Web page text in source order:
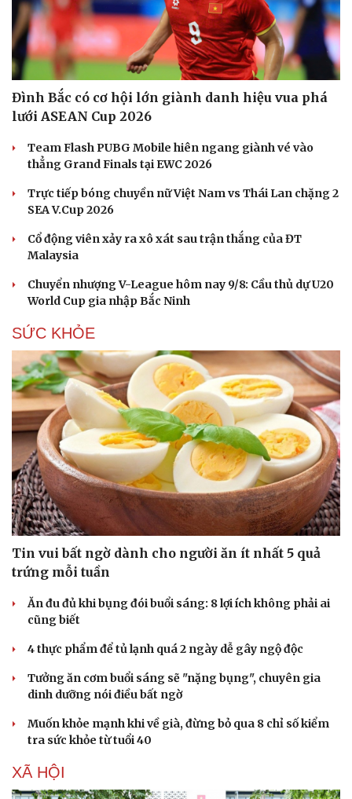
Cải chính
Đình Bắc có cơ hội lớn giành danh hiệu vua phá
lưới ASEAN Cup 2026
Team Flash PUBG Mobile hiên ngang giành vé vào
thẳng Grand Finals tại EWC 2026
Trực tiếp bóng chuyền nữ Việt Nam vs Thái Lan chặng 2
SEA V.Cup 2026
Cổ động viên xảy ra xô xát sau trận thắng của ĐT
Malaysia
Chuyển nhượng V-League hôm nay 9/8: Cầu thủ dự U20
World Cup gia nhập Bắc Ninh
SỨC KHỎE
Tin vui bất ngờ dành cho người ăn ít nhất 5 quả
trứng mỗi tuần
Ăn đu đủ khi bụng đói buổi sáng: 8 lợi ích không phải ai
cũng biết
4 thực phẩm để tủ lạnh quá 2 ngày dễ gây ngộ độc
Tưởng ăn cơm buổi sáng sẽ "nặng bụng", chuyên gia
dinh dưỡng nói điều bất ngờ
Muốn khỏe mạnh khi về già, đừng bỏ qua 8 chỉ số kiểm
tra sức khỏe từ tuổi 40
XÃ HỘI